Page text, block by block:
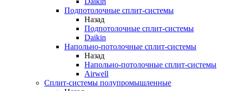
Подпотолочные сплит-системы
Назад
Подпотолочные сплит-системы
Daikin
Напольно-потолочные сплит-системы
Назад
Напольно-потолочные сплит-системы
Airwell
Сплит-системы полупромышленные